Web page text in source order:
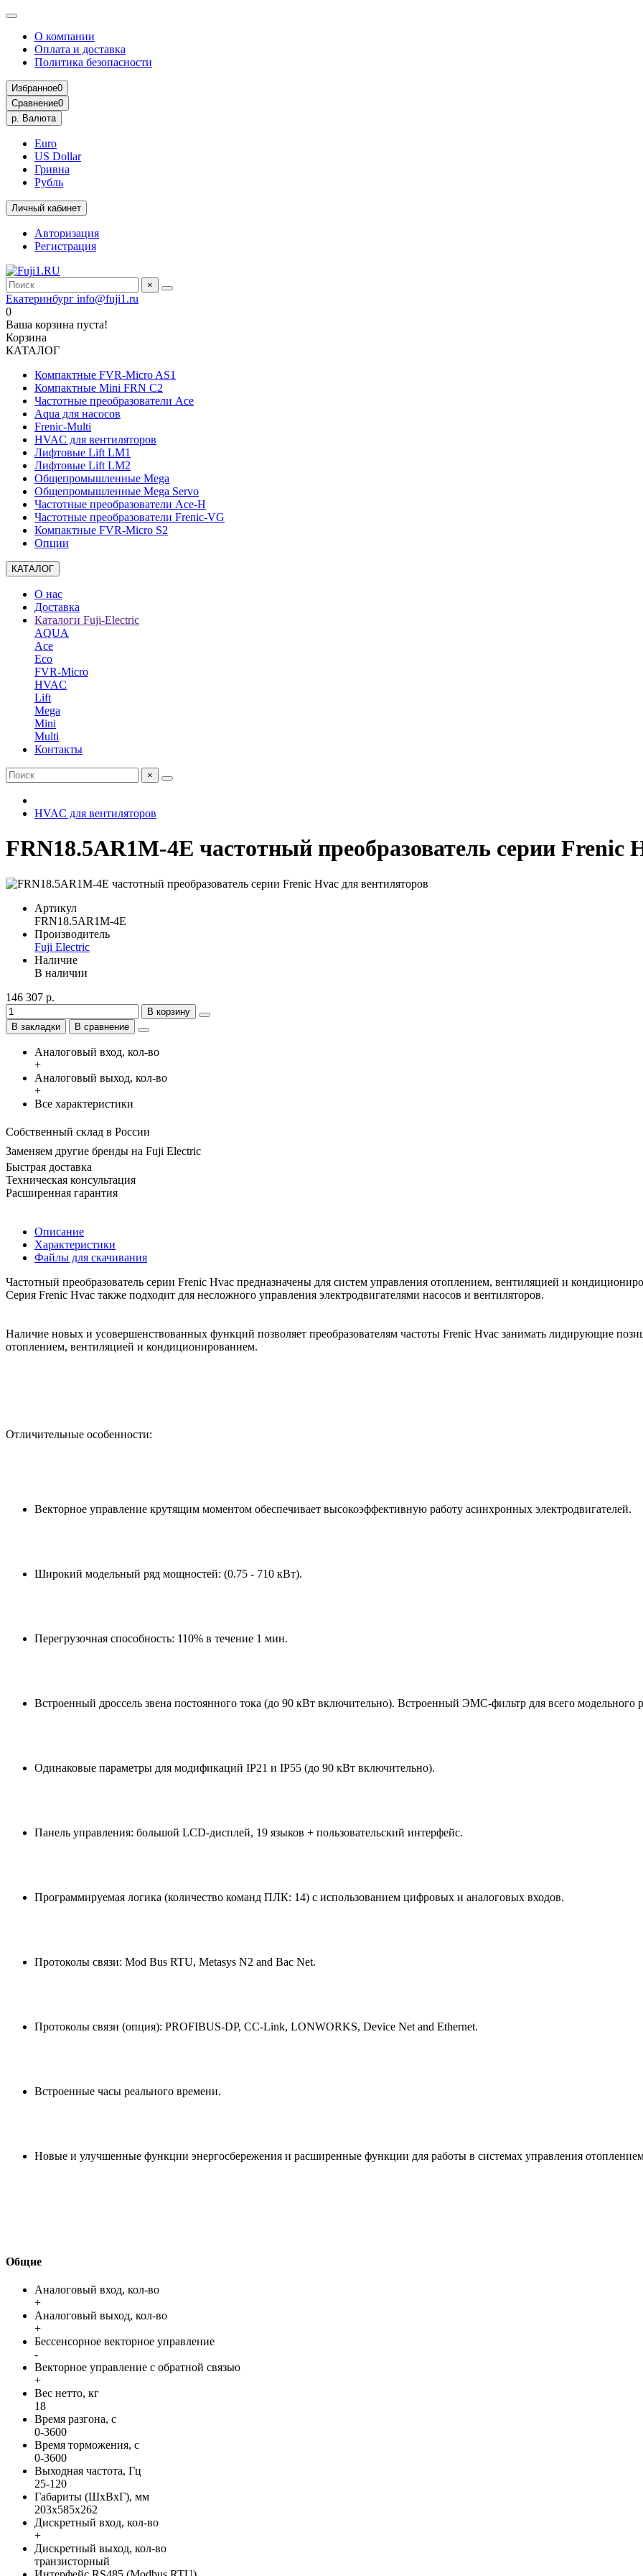
О компании
Оплата и доставка
Политика безопасности
Избранное0
Сравнение0
р. Валюта
Euro
US Dollar
Гривна
Рубль
Личный кабинет
Авторизация
Регистрация
×
Екатеринбург info@fuji1.ru
0
Ваша корзина пуста!
Корзина
КАТАЛОГ
Компактные FVR-Micro AS1
Компактные Mini FRN C2
Частотные преобразователи Ace
Aqua для насосов
Frenic-Multi
HVAC для вентиляторов
Лифтовые Lift LM1
Лифтовые Lift LM2
Общепромышленные Mega
Общепромышленные Mega Servo
Частотные преобразователи Ace-H
Частотные преобразователи Frenic-VG
Компактные FVR-Micro S2
Опции
КАТАЛОГ
О нас
Доставка
Каталоги Fuji-Electric
AQUA
Ace
Eco
FVR-Micro
HVAC
Lift
Mega
Mini
Multi
Контакты
×
HVAC для вентиляторов
FRN18.5AR1M-4E частотный преобразователь серии Frenic
Артикул
FRN18.5AR1M-4E
Производитель
Fuji Electric
Наличие
В наличии
146 307 р.
В корзину
В закладки
В сравнение
Аналоговый вход, кол-во
+
Аналоговый выход, кол-во
+
Все характеристики
Собственный склад в России
Заменяем другие бренды на Fuji Electric
Быстрая доставка
Техническая консультация
Расширенная гарантия
Описание
Характеристики
Файлы для скачивания
Частотный преобразователь серии Frenic Hvac предназначены для систем управления отоплением, вентиляцией и
Серия Frenic Hvac также подходит для несложного управления электродвигателями насосов и вентиляторов.
Наличие новых и усовершенствованных функций позволяет преобразователям частоты Frenic Hvac занимать лидирующие
отоплением, вентиляцией и кондиционированием.
Отличительные особенности:
Векторное управление крутящим моментом обеспечивает высокоэффективную работу асинхронных электродвигателей.
Широкий модельный ряд мощностей: (0.75 - 710 кВт).
Перегрузочная способность: 110% в течение 1 мин.
Встроенный дроссель звена постоянного тока (до 90 кВт включительно). Встроенный ЭМС-фильтр для всего модельного
Одинаковые параметры для модификаций IP21 и IP55 (до 90 кВт включительно).
Панель управления: большой LCD-дисплей, 19 языков + пользовательский интерфейс.
Программируемая логика (количество команд ПЛК: 14) с использованием цифровых и аналоговых входов.
Протоколы связи: Mod Bus RTU, Metasys N2 and Bac Net.
Протоколы связи (опция): PROFIBUS-DP, CC-Link, LONWORKS, Device Net and Ethernet.
Встроенные часы реального времени.
Новые и улучшенные функции энергосбережения и расширенные функции для работы в системах управления
Общие
Аналоговый вход, кол-во
+
Аналоговый выход, кол-во
+
Бессенсорное векторное управление
-
Векторное управление с обратной связью
+
Вес нетто, кг
18
Время разгона, с
0-3600
Время торможения, с
0-3600
Выходная частота, Гц
25-120
Габариты (ШхВхГ), мм
203x585x262
Дискретный вход, кол-во
+
Дискретный выход, кол-во
транзисторный